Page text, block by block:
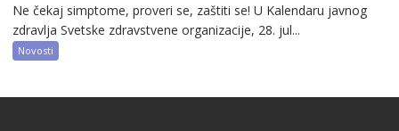
Ne čekaj simptome, proveri se, zaštiti se! U Kalendaru javnog
zdravlja Svetske zdravstvene organizacije, 28. jul...
Novosti